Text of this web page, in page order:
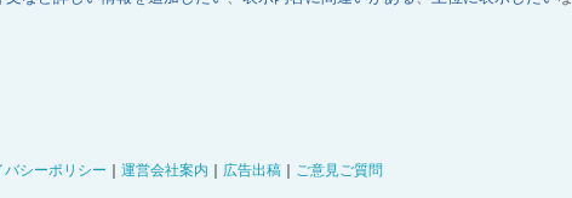
バシーポリシー 運営会社案内 広告出稿｜ ご意見ご質問